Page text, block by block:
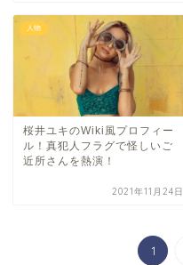
人物
桜井ユキのWiki風プロフィー
ル！真犯人フラグで怪しいご
近所さんを熱演！
2021年11月24日
1